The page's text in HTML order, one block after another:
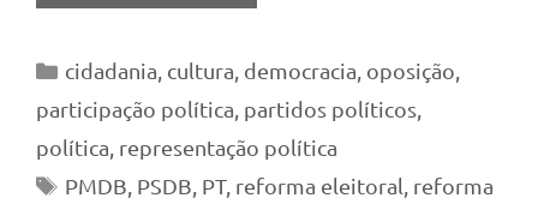
Categorias
cidadania cultura democracia oposição
participação política partidos políticos
política representação política
Tags
PMDB PSDB PT, reforma eleitoral reforma